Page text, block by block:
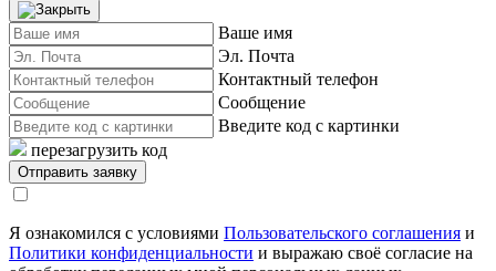
Ваше имя
Эл. Почта
Контактный телефон
Сообщение
Введите код с картинки
перезагрузить код
Я ознакомился с условиями Пользовательского соглашения и
Политики конфиденциальности и выражаю своё согласие на